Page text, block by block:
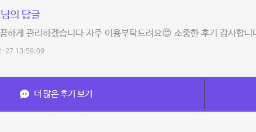
의 답글
하게 관리하겠습니다 자주 이용부탁드려요😍 소중한 후기 감사합
27 13:59:09
더 많은 후기 보기